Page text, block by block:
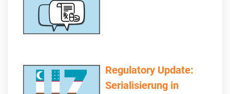
Regulatory Update:
Serialisierung in